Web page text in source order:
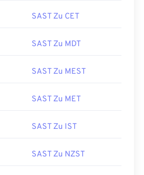
SAST Zu CET
SAST Zu MDT
SAST Zu MEST
SAST Zu MET
SAST Zu IST
SAST Zu NZST